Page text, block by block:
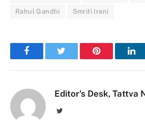
Rahul Gandhi Smriti Irani
Facebook Pinterest
Editor's Desk, Tattva
Twitter